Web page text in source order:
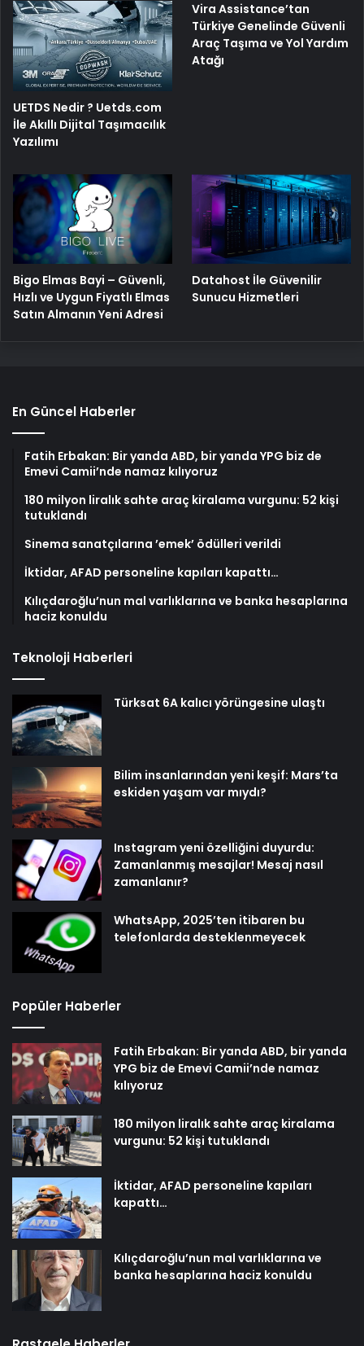
UETDS Nedir ? Uetds.com
İle Akıllı Dijital Taşımacılık
Yazılımı
Vira Assistance’tan
Türkiye Genelinde Güvenli
Araç Taşıma ve Yol Yardım
Atağı
Bigo Elmas Bayi – Güvenli,
Hızlı ve Uygun Fiyatlı Elmas
Satın Almanın Yeni Adresi
Datahost İle Güvenilir
Sunucu Hizmetleri
En Güncel Haberler
Fatih Erbakan: Bir yanda ABD, bir yanda YPG biz de
Emevi Camii’nde namaz kılıyoruz
180 milyon liralık sahte araç kiralama vurgunu: 52 kişi
tutuklandı
Sinema sanatçılarına ’emek’ ödülleri verildi
İktidar, AFAD personeline kapıları kapattı…
Kılıçdaroğlu’nun mal varlıklarına ve banka hesaplarına
haciz konuldu
Teknoloji Haberleri
Türksat 6A kalıcı yörüngesine ulaştı
Bilim insanlarından yeni keşif: Mars’ta
eskiden yaşam var mıydı?
Instagram yeni özelliğini duyurdu:
Zamanlanmış mesajlar! Mesaj nasıl
zamanlanır?
WhatsApp, 2025’ten itibaren bu
telefonlarda desteklenmeyecek
Popüler Haberler
Fatih Erbakan: Bir yanda ABD, bir yanda
YPG biz de Emevi Camii’nde namaz
kılıyoruz
180 milyon liralık sahte araç kiralama
vurgunu: 52 kişi tutuklandı
İktidar, AFAD personeline kapıları
kapattı…
Kılıçdaroğlu’nun mal varlıklarına ve
banka hesaplarına haciz konuldu